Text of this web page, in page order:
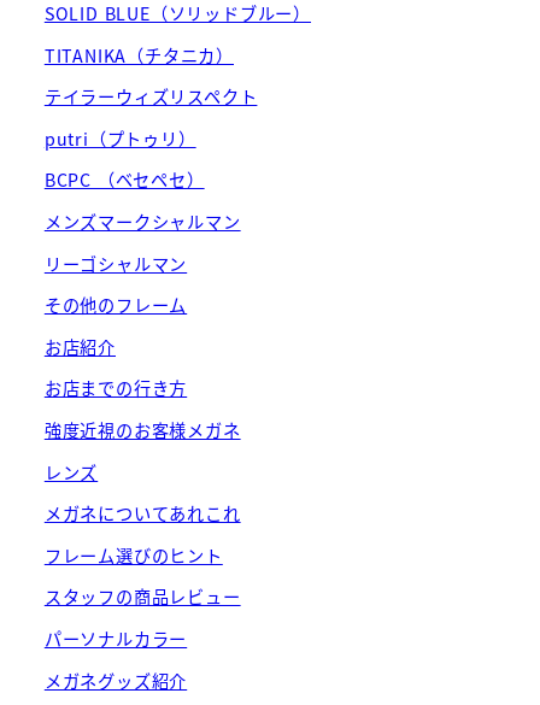
SOLID BLUE（ソリッドブルー）
TITANIKA（チタニカ）
テイラーウィズリスペクト
putri（プトゥリ）
BCPC （ベセペセ）
メンズマークシャルマン
リーゴシャルマン
その他のフレーム
お店紹介
お店までの行き方
強度近視のお客様メガネ
レンズ
メガネについてあれこれ
フレーム選びのヒント
スタッフの商品レビュー
パーソナルカラー
メガネグッズ紹介